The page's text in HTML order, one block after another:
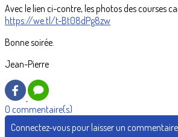
Avec le lien ci-contre, les photos des courses
https://we.tl/t-Bt08dPg8zw
Bonne soirée.
Jean-Pierre
0 commentaire(s)
Connectez-vous pour laisser un commentaire